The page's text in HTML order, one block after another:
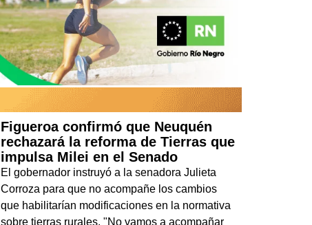
Figueroa confirmó que Neuquén
rechazará la reforma de Tierras que
impulsa Milei en el Senado
El gobernador instruyó a la senadora Julieta
Corroza para que no acompañe los cambios
que habilitarían modificaciones en la normativa
sobre tierras rurales. "No vamos a acompañar